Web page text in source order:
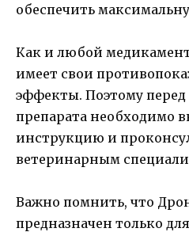
обеспечить
Как и любой
имеет свои
эффекты. Поэтому перед
препарата необходимо
инструкцию и
ветеринарным
Важно помнить, что
предназначен только